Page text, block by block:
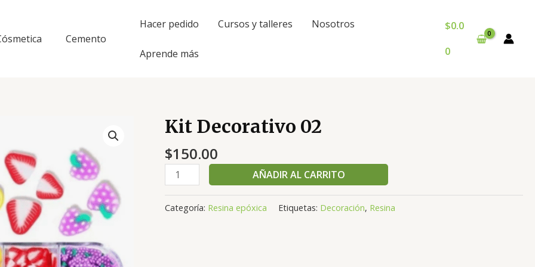
Cemento
Hacer pedido Cursos y talleres Nosotros
Aprende más
$0.0
0
Kit Decorativo 02
$150.00
Kit
Decorativo
02
cantidad
AÑADIR AL CARRITO
Categoría: Resina epóxica Etiquetas: Decoración, Resina